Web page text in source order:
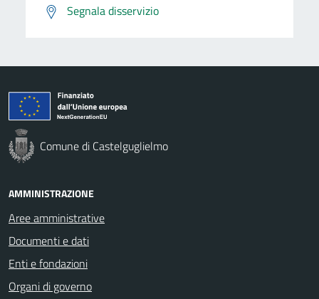
Segnala disservizio
Comune di Castelguglielmo
AMMINISTRAZIONE
Aree amministrative
Documenti e dati
Enti e fondazioni
Organi di governo